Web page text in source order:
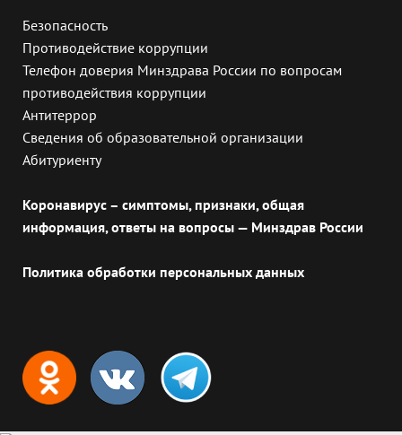
Безопасность
Противодействие коррупции
Телефон доверия Минздрава России по вопросам
противодействия коррупции
Антитеррор
Сведения об образовательной организации
Абитуриенту
Коронавирус – симптомы, признаки, общая
информация, ответы на вопросы — Минздрав России
Политика обработки персональных данных